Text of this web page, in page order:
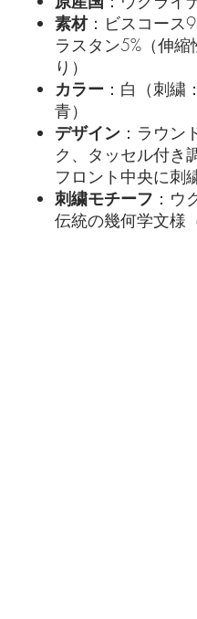
素材：ビスコース
ラスタン5%（伸縮
り）
カラー ：白（刺繍
青）
デザイン ：ラウン
ク、タッセル付き
フロント中央に刺
刺繍モチーフ ：ウ
伝統の幾何学文様